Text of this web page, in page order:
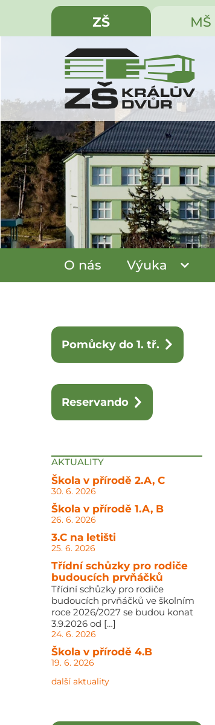
ZŠ MŠ
O nás Výuka
Pomůcky do 1. tř.
Reservando
AKTUALITY
Škola v přírodě 2.A, C
30. 6. 2026
Škola v přírodě 1.A, B
26. 6. 2026
3.C na letišti
25. 6. 2026
Třídní schůzky pro rodiče
budoucích prvňáčků
Třídní schůzky pro rodiče
budoucích prvňáčků ve školním
roce 2026/2027 se budou konat
3.9.2026 od […]
24. 6. 2026
Škola v přírodě 4.B
19. 6. 2026
další aktuality